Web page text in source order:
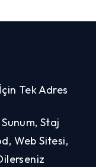
Tek Adres
Staj
Web Sitesi,